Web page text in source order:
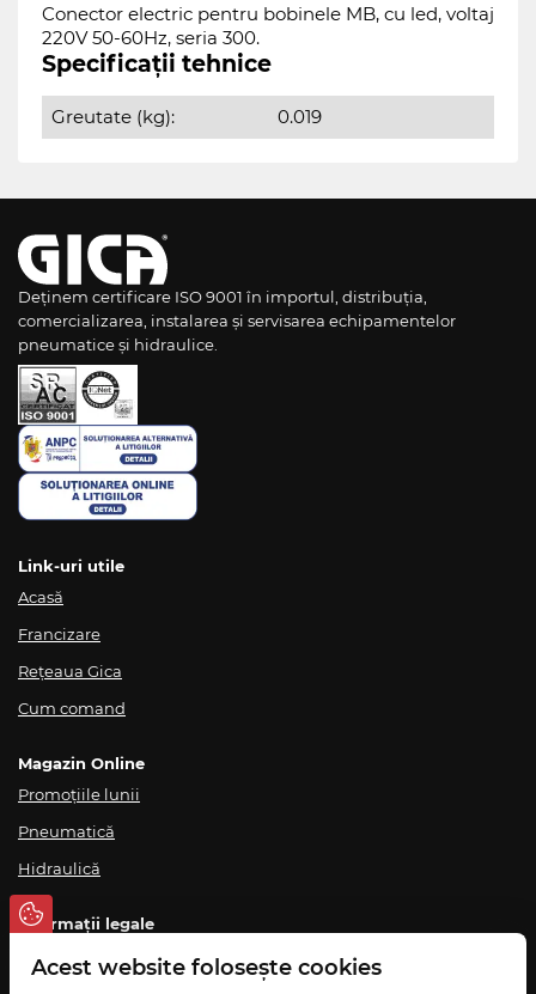
Acest website folosește cookies
Conector electric pentru bobinele MB, cu led, voltaj
220V 50-60Hz, seria 300.
Specificații tehnice
Greutate (kg): 0.019
Deținem certificare ISO 9001 în importul, distribuția,
comercializarea, instalarea și servisarea echipamentelor
pneumatice și hidraulice.
Link-uri utile
Acasă
Francizare
Rețeaua Gica
Cum comand
Magazin Online
Promoțiile lunii
Pneumatică
Hidraulică
Informații legale
Termeni și condiții